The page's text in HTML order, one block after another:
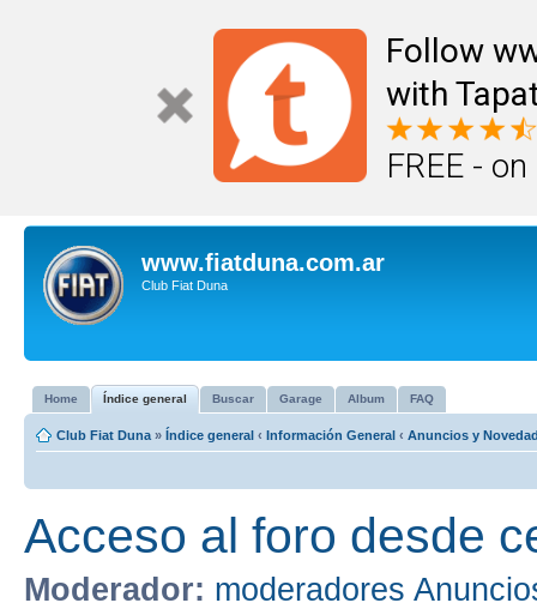
Follow
with
FREE -
www.fiatduna.com.ar
Club Fiat Duna
Home Índice general Buscar Garage Album FAQ
Club Fiat Duna » Índice general ‹ Información General ‹ Anuncios y
Acceso al foro desde
Moderador: moderadores